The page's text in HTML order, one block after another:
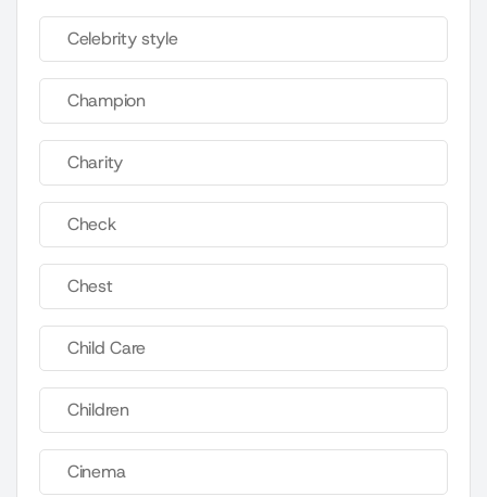
Celebrity style
Champion
Charity
Check
Chest
Child Care
Children
Cinema